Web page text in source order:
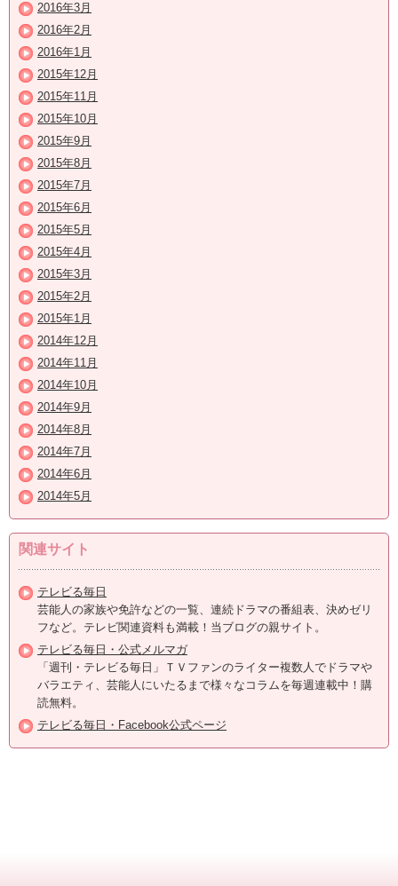
2016年3月
2016年2月
2016年1月
2015年12月
2015年11月
2015年10月
2015年9月
2015年8月
2015年7月
2015年6月
2015年5月
2015年4月
2015年3月
2015年2月
2015年1月
2014年12月
2014年11月
2014年10月
2014年9月
2014年8月
2014年7月
2014年6月
2014年5月
関連サイト
テレビる毎日
芸能人の家族や免許などの一覧、連続ドラマの番組表、決めゼリ
フなど。テレビ関連資料も満載！当ブログの親サイト。
テレビる毎日・公式メルマガ
「週刊・テレビる毎日」ＴＶファンのライター複数人でドラマや
バラエティ、芸能人にいたるまで様々なコラムを毎週連載中！購
読無料。
テレビる毎日・Facebook公式ページ